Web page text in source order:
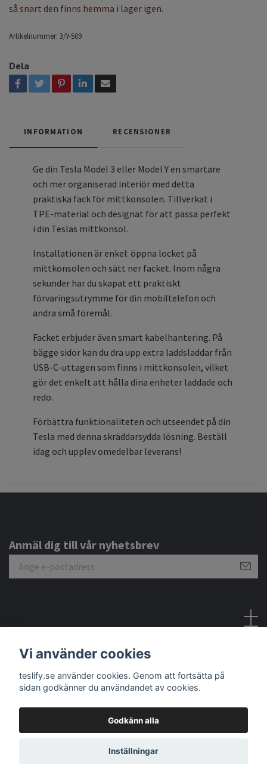
så snart den finns hemma i lager igen.
Artikelnummer: 3/Y-509
Dela
INFORMATION RECENSIONER
Ge din Tesla Model 3 eller Model Y en smartare
och mer organiserad interiör med detta
praktiska fack för mittkonsolen. Tillverkat i
TPE-material och designat för att passa perfekt
i din Teslas mittkonsol.
Installationen är enkel: öppna locket på
mittkonsolen och sätt ner facket. Inom några
sekunder har du skapat ett praktiskt
förvaringsutrymme för din mobiltelefon och
andra små föremål.
Facket erbjuder även smart kabelhantering. På
bägge sidor kan du dra upp extra laddsladdar från
USB-C-uttagen som finns i mittkonsolen, vilket
gör det enkelt att hålla dina enheter laddade och
redo.
Förbättra funktionaliteten och utseendet på din
Tesla med denna skräddarsydda lösning. Beställ
idag och upplev omedelbar leverans!
Anmäl dig till vår nyhetsbrev
© 2026 Teslify
Vi använder cookies
teslify.se använder cookies. Genom att fortsätta på
sidan godkänner du användandet av cookies.
Godkänn alla
Inställningar